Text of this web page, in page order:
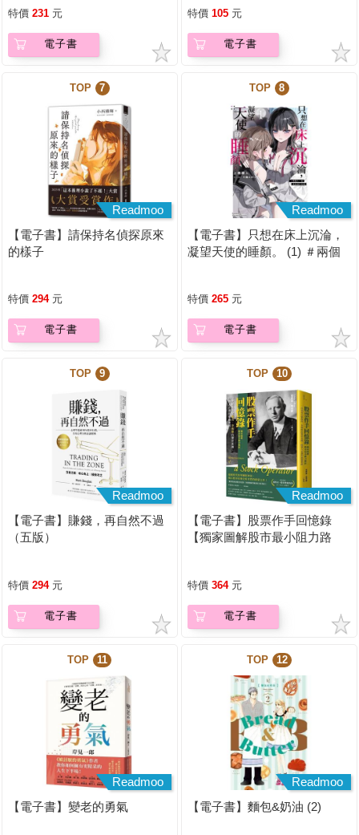
特價 231 元
電子書
特價 105 元
電子書
TOP 7
Readmoo
【電子書】請保持名偵探原來
的樣子
特價 294 元
電子書
TOP 8
Readmoo
【電子書】只想在床上沉淪，
凝望天使的睡顏。 (1) ＃兩個
特價 265 元
電子書
TOP 9
Readmoo
【電子書】賺錢，再自然不過
（五版）
特價 294 元
電子書
TOP 10
Readmoo
【電子書】股票作手回憶錄
【獨家圖解股市最小阻力路
特價 364 元
電子書
TOP 11
Readmoo
【電子書】變老的勇氣
TOP 12
Readmoo
【電子書】麵包&奶油 (2)